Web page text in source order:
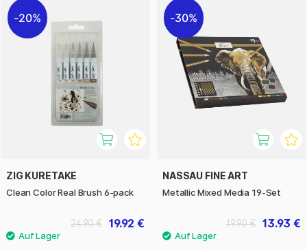
20%
ZIG KURETAKE
Clean Color Real Brush 6-pack
19.92 €
24.90 €
30%
NASSAU FINE ART
Metallic Mixed Media 19-Set
13.93 €
19.90 €